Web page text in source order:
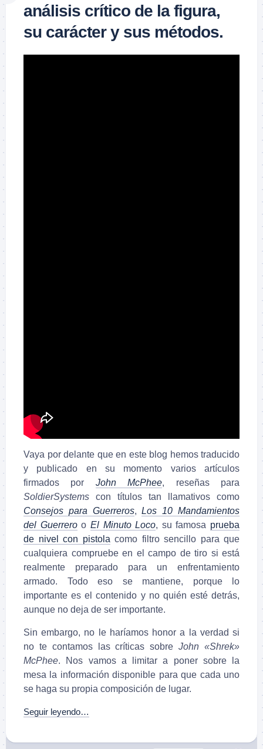
análisis crítico de la figura,
su carácter y sus métodos.
Vaya por delante que en este blog hemos traducido
y publicado en su momento varios artículos
firmados por John McPhee, reseñas para
SoldierSystems con títulos tan llamativos como
Consejos para Guerreros,Los 10 Mandamientos
del Guerreroo El Minuto Loco, su famosa prueba
de nivel con pistola como filtro sencillo para que
cualquiera compruebe en el campo de tiro si está
realmente preparado para un enfrentamiento
armado. Todo eso se mantiene, porque lo
importante es el contenido y no quién esté detrás,
aunque no deja de ser importante.
Sin embargo, no le haríamos honor a la verdad si
no te contamos las críticas sobreJohn «Shrek»
McPhee. Nos vamos a limitar a poner sobre la
mesa la información disponible para que cada uno
se haga su propia composición de lugar.
Seguir leyendo…